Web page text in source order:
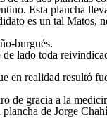
Esta plancha
es un tal Matos,
burgués.
de lado toda
en realidad resultó
de gracia a la
de Jorge